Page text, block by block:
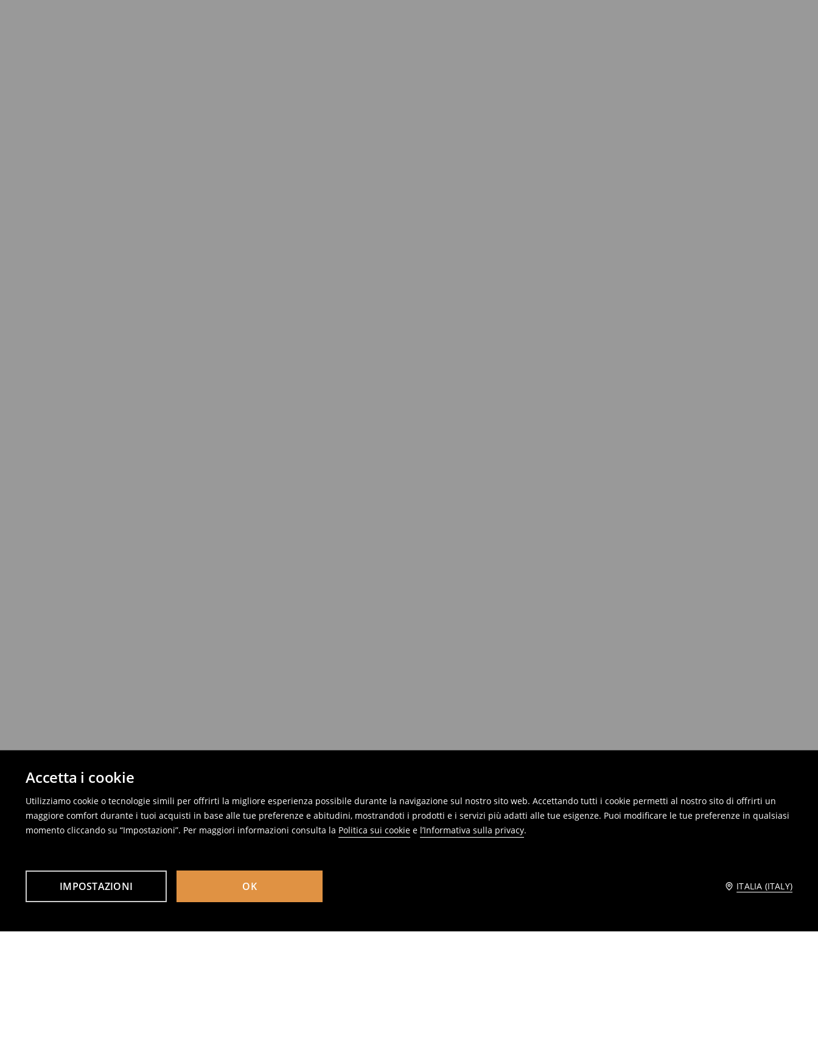
Accetta i cookie
Utilizziamo cookie o tecnologie simili per offrirti la migliore esperienza possibile durante la navigazione sul nostro sito web. Accettando tutti i cookie permetti al nostro sito di offrirti un
maggiore comfort durante i tuoi acquisti in base alle tue preferenze e abitudini, mostrandoti i prodotti e i servizi più adatti alle tue esigenze. Puoi modificare le tue preferenze in qualsiasi
momento cliccando su “Impostazioni”. Per maggiori informazioni consulta la Politica sui cookie e l’Informativa sulla privacy.
IMPOSTAZIONI OK ITALIA (ITALY)